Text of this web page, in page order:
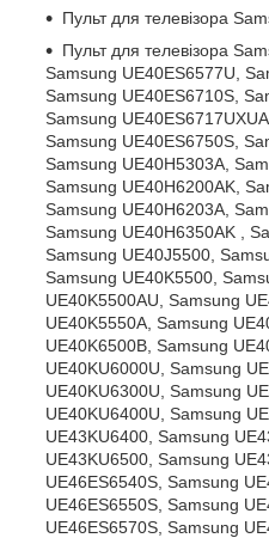
Пульт для телевізора
Пульт для телевізора
Samsung UE40ES6577U,
Samsung UE40ES6710S,
Samsung
Samsung UE40ES6750S,
Samsung UE40H5303A,
Samsung UE40H6200AK,
Samsung UE40H6203A,
Samsung UE40H6350AK ,
Samsung UE40J5500,
Samsung UE40K5500,
UE40K5500AU, Samsung
UE40K5550A, Samsung
UE40K6500B, Samsung
UE40KU6000U, Samsung
UE40KU6300U, Samsung
UE40KU6400U, Samsung
UE43KU6400, Samsung
UE43KU6500, Samsung
UE46ES6540S, Samsung
UE46ES6550S, Samsung
UE46ES6570S, Samsung